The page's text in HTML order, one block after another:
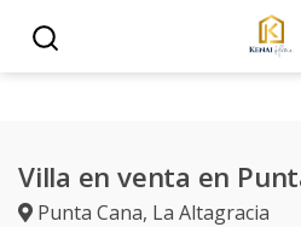
Villa en venta en
Punta Cana, La Altagracia